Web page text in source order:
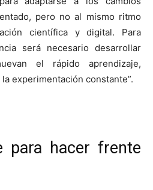
pero no al mismo ritmo
científica y digital. Para
será necesario desarrollar
el rápido aprendizaje,
experimentación constante”.
para hacer frente